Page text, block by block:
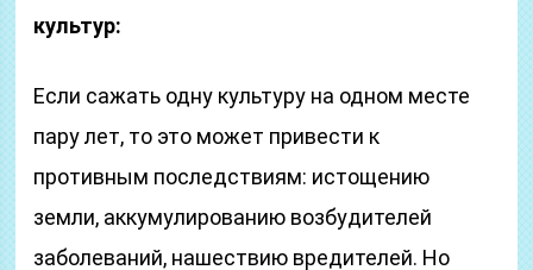
культур:
Если сажать одну культуру на одном месте
пару лет, то это может привести к
противным последствиям: истощению
земли, аккумулированию возбудителей
заболеваний, нашествию вредителей. Но